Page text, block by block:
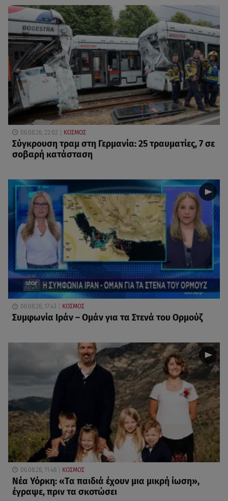
06.08.26, 22:02 ΚΟΣΜΟΣ
Σύγκρουση τραμ στη Γερμανία: 25 τραυματίες, 7 σε
σοβαρή κατάσταση
06.08.26, 17:43 ΚΟΣΜΟΣ
Συμφωνία Ιράν – Ομάν για τα Στενά του Ορμούζ
06.08.26, 11:48 ΚΟΣΜΟΣ
Νέα Υόρκη: «Τα παιδιά έχουν μια μικρή ίωση»,
έγραψε, πριν τα σκοτώσει